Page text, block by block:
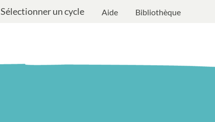
Sélectionner un cycle Aide Bibliothèque